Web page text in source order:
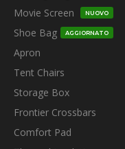
Movie Screen NUOVO
Shoe Bag AGGIORNATO
Apron
Tent Chairs
Storage Box
Frontier Crossbars
Comfort Pad